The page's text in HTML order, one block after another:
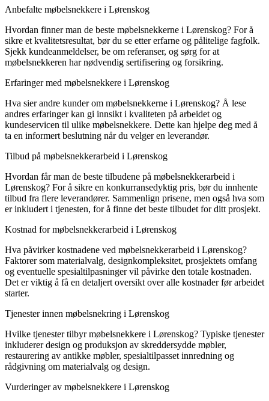
Anbefalte møbelsnekkere i Lørenskog
Hvordan finner man de beste møbelsnekkerne i Lørenskog? For å
sikre et kvalitetsresultat, bør du se etter erfarne og pålitelige fagfolk.
Sjekk kundeanmeldelser, be om referanser, og sørg for at
møbelsnekkeren har nødvendig sertifisering og forsikring.
Erfaringer med møbelsnekkere i Lørenskog
Hva sier andre kunder om møbelsnekkerne i Lørenskog? Å lese
andres erfaringer kan gi innsikt i kvaliteten på arbeidet og
kundeservicen til ulike møbelsnekkere. Dette kan hjelpe deg med å
ta en informert beslutning når du velger en leverandør.
Tilbud på møbelsnekkerarbeid i Lørenskog
Hvordan får man de beste tilbudene på møbelsnekkerarbeid i
Lørenskog? For å sikre en konkurransedyktig pris, bør du innhente
tilbud fra flere leverandører. Sammenlign prisene, men også hva som
er inkludert i tjenesten, for å finne det beste tilbudet for ditt prosjekt.
Kostnad for møbelsnekkerarbeid i Lørenskog
Hva påvirker kostnadene ved møbelsnekkerarbeid i Lørenskog?
Faktorer som materialvalg, designkompleksitet, prosjektets omfang
og eventuelle spesialtilpasninger vil påvirke den totale kostnaden.
Det er viktig å få en detaljert oversikt over alle kostnader før arbeidet
starter.
Tjenester innen møbelsnekring i Lørenskog
Hvilke tjenester tilbyr møbelsnekkere i Lørenskog? Typiske tjenester
inkluderer design og produksjon av skreddersydde møbler,
restaurering av antikke møbler, spesialtilpasset innredning og
rådgivning om materialvalg og design.
Vurderinger av møbelsnekkere i Lørenskog